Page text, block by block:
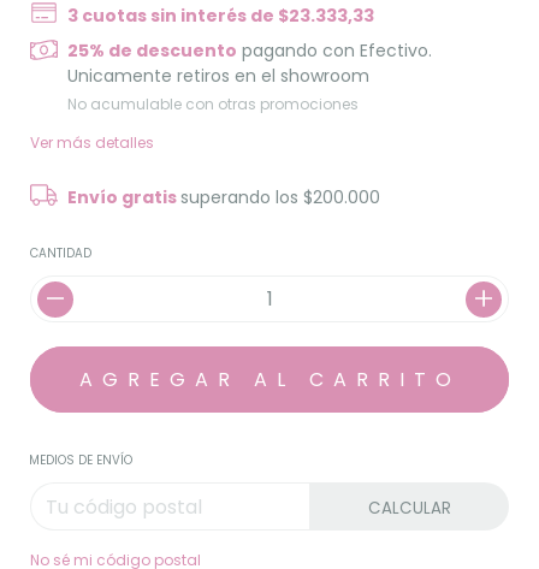
3 cuotas sin interés de $23.333,33
25% de descuento pagando con Efectivo.
Unicamente retiros en el showroom
No acumulable con otras promociones
Ver más detalles
Envío gratis superando los$200.000
CANTIDAD
MEDIOS DE ENVÍO
CALCULAR
No sé mi código postal